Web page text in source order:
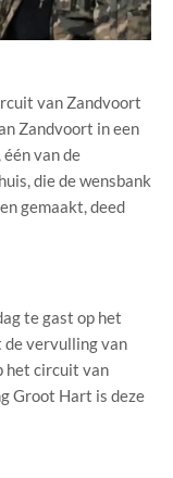
van Zandvoort
Zandvoort in een
één van de
die de wensbank
gemaakt, deed
te gast op het
vervulling van
het circuit van
Groot Hart is deze